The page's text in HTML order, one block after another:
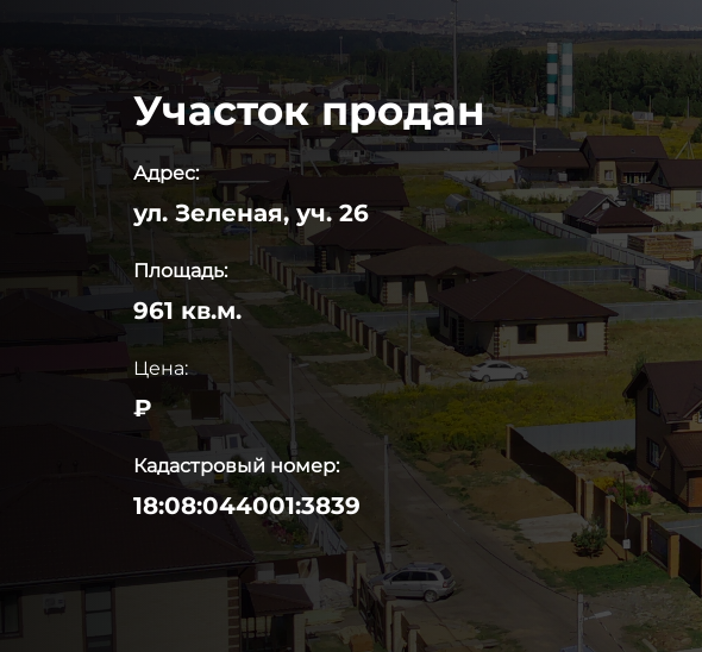
Участок продан
Адрес:
ул. Зеленая, уч. 26
Площадь:
961 кв.м.
Цена:
₽
Кадастровый номер:
18:08:044001:3839